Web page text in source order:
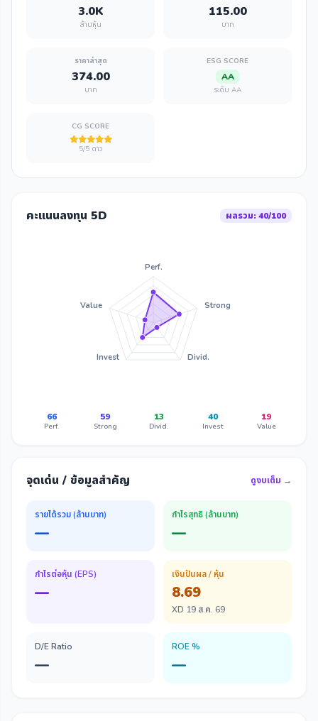
3.0K
ล้านหุ้น
115.00
บาท
ราคาล่าสุด
374.00
บาท
ESG SCORE
AA
ระดับ AA
CG SCORE
5/5 ดาว
คะแนนลงทุน 5D ผลรวม: 40/100
Perf.
Strong
Divid.
Invest
Value
66
Perf.
59
Strong
13
Divid.
40
Invest
19
Value
จุดเด่น / ข้อมูลสำคัญ ดูงบเต็ม →
รายได้รวม (ล้านบาท)
—
กำไรสุทธิ (ล้านบาท)
—
กำไรต่อหุ้น (EPS)
—
เงินปันผล / หุ้น
8.69
XD 19 ส.ค. 69
D/E Ratio
—
ROE %
—